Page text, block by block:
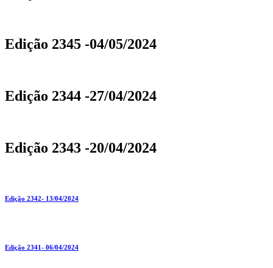
Edição 2345 -04/05/2024
Edição 2344 -27/04/2024
Edição 2343 -20/04/2024
Edição 2342- 13/04/2024
Edição 2341- 06/04/2024